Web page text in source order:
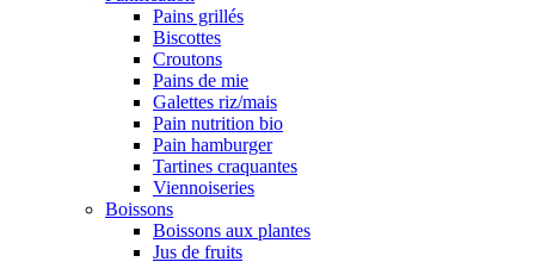
Pains grillés
Biscottes
Croutons
Pains de mie
Galettes riz/mais
Pain nutrition bio
Pain hamburger
Tartines craquantes
Viennoiseries
Boissons
Boissons aux plantes
Jus de fruits